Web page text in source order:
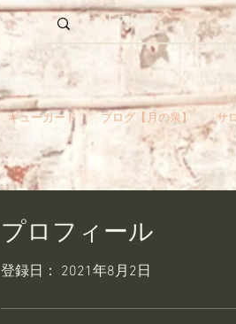
ギューカード ブログ【月の泉】 サ
プロフィール
登録日： 2021年8月2日